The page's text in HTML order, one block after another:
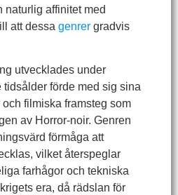
naturlig affinitet med
att dessa genrer gradvis
utvecklades under
tidsålder förde med sig sina
filmiska framsteg som
av Horror-noir. Genren
förmåga att
vilket återspeglar
farhågor och tekniska
era, då rädslan för